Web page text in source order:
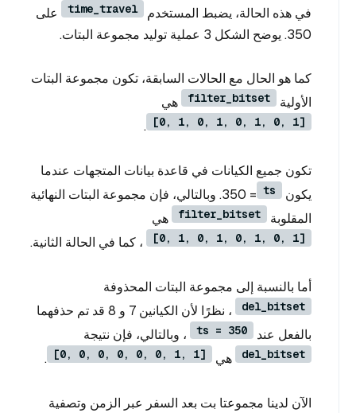
في هذه الحالة، يضبط المستخدم time_travel
على
350. يوضح الشكل 3 عملية توليد مجموعة البتات.
كما هو الحال مع الحالات السابقة، تكون مجموعة البتات
الأولية
filter_bitset هي
[0, 1, 0, 1, 0, 1, 0, 1]
.
تكون جميع الكيانات في قاعدة بيانات المتجهات عندما
يكون
ts
= 350. وبالتالي، فإن مجموعة البتات النهائية
المقلوبة
filter_bitset هي
[0, 1, 0, 1, 0, 1, 0, 1] ، كما في الحالة الثانية.
أما بالنسبة إلى مجموعة البتات المحذوفة
del_bitset
، نظرًا لأن الكيانين 7 و 8 قد تم حذفهما
بالفعل عند
ts = 350 ، وبالتالي، فإن نتيجة
del_bitset هي [0, 0, 0, 0, 0, 0, 1, 1]
.
الآن لدينا مجموعتا بت بعد السفر عبر الزمن وتصفية